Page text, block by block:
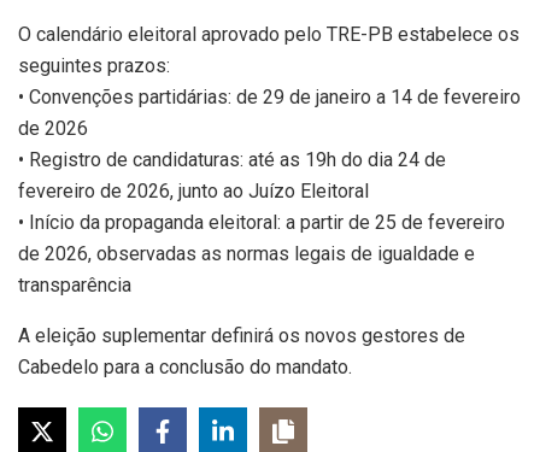
O calendário eleitoral aprovado pelo TRE-PB estabelece os
seguintes prazos:
• Convenções partidárias: de 29 de janeiro a 14 de fevereiro
de 2026
• Registro de candidaturas: até as 19h do dia 24 de
fevereiro de 2026, junto ao Juízo Eleitoral
• Início da propaganda eleitoral: a partir de 25 de fevereiro
de 2026, observadas as normas legais de igualdade e
transparência
A eleição suplementar definirá os novos gestores de
Cabedelo para a conclusão do mandato.